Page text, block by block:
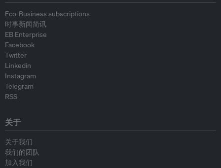
Eco-Business subscriptions
时事新闻简讯
EB Enterprise
Facebook
Twitter
Linkedin
Instagram
Telegram
RSS
关于
关于我们
我们的团队
加入我们